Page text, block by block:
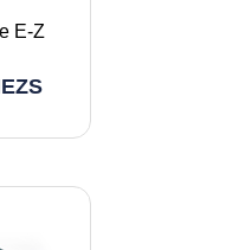
E-Z